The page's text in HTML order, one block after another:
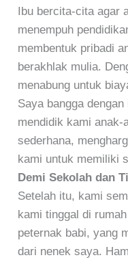
Ibu bercita-cita agar
menempuh
membentuk pribadi
berakhlak mulia.
menabung untuk
Saya bangga
mendidik kami anak-
sederhana,
kami untuk memiliki
Demi Sekolah dan
Setelah itu, kami
kami tinggal di
peternak babi, yang
dari nenek saya.